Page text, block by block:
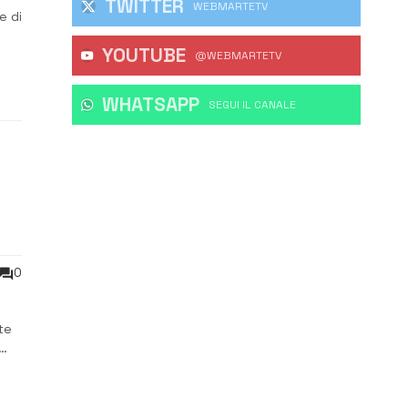
di
0
TWITTER WEBMARTETV
YOUTUBE @WEBMARTETV
WHATSAPP ‎SEGUI IL CANALE